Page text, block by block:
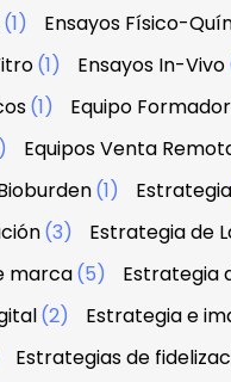
(1) Ensayos Físico-
(1) Ensayos In-Vivo
(1) Equipo
Equipos Venta
(1) Estrategia
(3) Estrategia de
marca(5) Estrategia
(2)
Estrategia e
Estrategias de